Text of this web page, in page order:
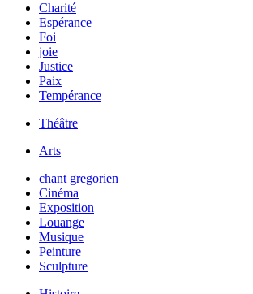
Charité
Espérance
Foi
joie
Justice
Paix
Tempérance
Théâtre
Arts
chant gregorien
Cinéma
Exposition
Louange
Musique
Peinture
Sculpture